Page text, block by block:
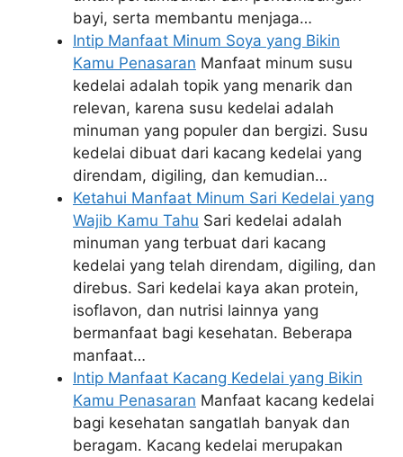
bayi, serta membantu menjaga…
Intip Manfaat Minum Soya yang Bikin
Kamu Penasaran Manfaat minum susu
kedelai adalah topik yang menarik dan
relevan, karena susu kedelai adalah
minuman yang populer dan bergizi. Susu
kedelai dibuat dari kacang kedelai yang
direndam, digiling, dan kemudian…
Ketahui Manfaat Minum Sari Kedelai yang
Wajib Kamu Tahu Sari kedelai adalah
minuman yang terbuat dari kacang
kedelai yang telah direndam, digiling, dan
direbus. Sari kedelai kaya akan protein,
isoflavon, dan nutrisi lainnya yang
bermanfaat bagi kesehatan. Beberapa
manfaat…
Intip Manfaat Kacang Kedelai yang Bikin
Kamu Penasaran Manfaat kacang kedelai
bagi kesehatan sangatlah banyak dan
beragam. Kacang kedelai merupakan